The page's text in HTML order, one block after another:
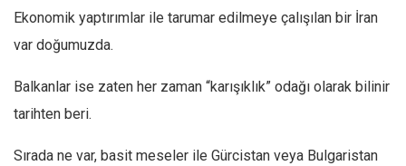
Ekonomik yaptırımlar ile tarumar edilmeye çalışılan bir İran
var doğumuzda.
Balkanlar ise zaten her zaman “karışıklık” odağı olarak bilinir
tarihten beri.
Sırada ne var, basit meseler ile Gürcistan veya Bulgaristan